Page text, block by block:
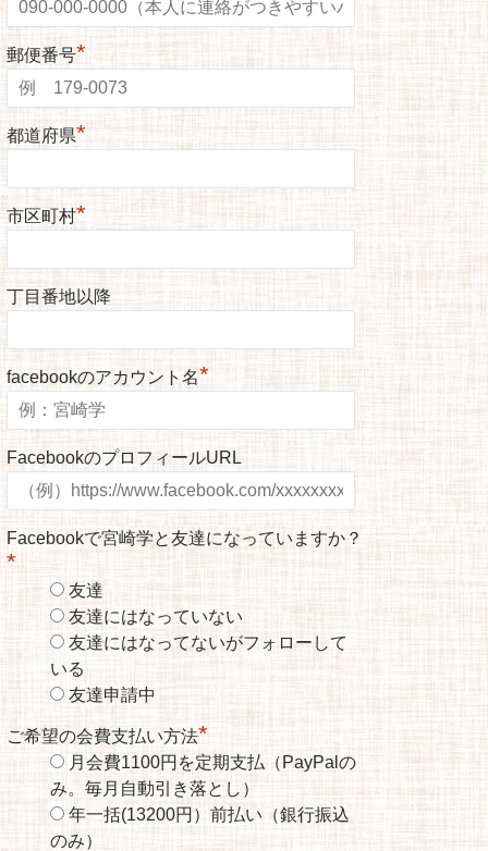
郵便番号*
都道府県*
市区町村*
丁目番地以降
facebookのアカウント名*
FacebookのプロフィールURL
Facebookで宮崎学と友達になっていますか？
*
友達
友達にはなっていない
友達にはなってないがフォローして
いる
友達申請中
ご希望の会費支払い方法*
月会費1100円を定期支払（PayPalの
み。毎月自動引き落とし）
年一括(13200円）前払い（銀行振込
のみ）